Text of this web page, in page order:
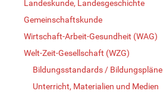
Landeskunde, Landesgeschichte
Gemeinschaftskunde
Wirtschaft-Arbeit-Gesundheit (WAG)
Welt-Zeit-Gesellschaft (WZG)
Bildungsstandards / Bildungspläne
Unterricht, Materialien und Medien